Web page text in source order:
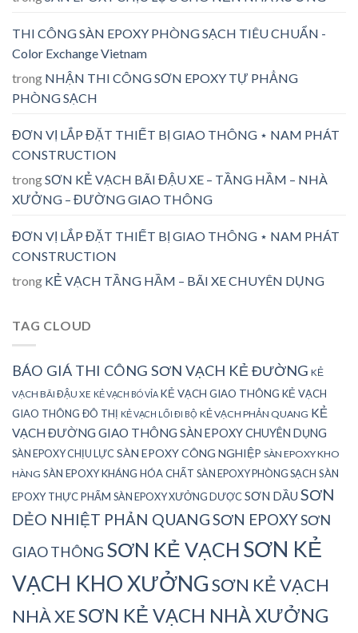
THI CÔNG SÀN EPOXY PHÒNG SẠCH TIÊU CHUẨN -
Color Exchange Vietnam
trong NHẬN THI CÔNG SƠN EPOXY TỰ PHẲNG
PHÒNG SẠCH
ĐƠN VỊ LẮP ĐẶT THIẾT BỊ GIAO THÔNG ⋆ NAM PHÁT
CONSTRUCTION
trongSƠN KẺ VẠCH BÃI ĐẬU XE – TẦNG HẦM – NHÀ
XƯỞNG – ĐƯỜNG GIAO THÔNG
ĐƠN VỊ LẮP ĐẶT THIẾT BỊ GIAO THÔNG ⋆ NAM PHÁT
CONSTRUCTION
trong KẺ VẠCH TẦNG HẦM – BÃI XE CHUYÊN DỤNG
TAG CLOUD
BÁO GIÁ THI CÔNG SƠN VẠCH KẺ ĐƯỜNG KẺ
VẠCH BÃI ĐẬU XE KẺ VẠCH BÓ VỈA KẺ VẠCH GIAO THÔNG KẺ VẠCH
GIAO THÔNG ĐÔ THỊ KẺ VẠCH LỐI ĐI BỘ KẺ VẠCH PHẢN QUANG KẺ
VẠCH ĐƯỜNG GIAO THÔNG SÀN EPOXY CHUYÊN DỤNG
SÀN EPOXY CHỊU LỰCSÀN EPOXY CÔNG NGHIỆP SÀN EPOXY KHO
HÀNG SÀN EPOXY KHÁNG HÓA CHẤT SÀN EPOXY PHÒNG SẠCH SÀN
EPOXY THỰC PHẨM SÀN EPOXY XƯỞNG DƯỢCSƠN DẦU SƠN
DẺO NHIỆT PHẢN QUANGSƠN EPOXYSƠN
GIAO THÔNG SƠN KẺ VẠCH SƠN KẺ
VẠCH KHO XƯỞNGSƠN KẺ VẠCH
NHÀ XESƠN KẺ VẠCH NHÀ XƯỞNG